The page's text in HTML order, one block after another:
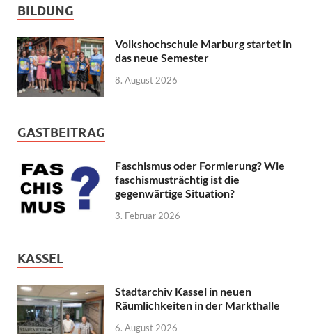
BILDUNG
Volkshochschule Marburg startet in
das neue Semester
8. August 2026
GASTBEITRAG
Faschismus oder Formierung? Wie
faschismusträchtig ist die
gegenwärtige Situation?
3. Februar 2026
KASSEL
Stadtarchiv Kassel in neuen
Räumlichkeiten in der Markthalle
6. August 2026